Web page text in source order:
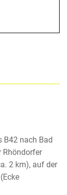
B42 nach Bad
Rhöndorfer
2 km), auf der